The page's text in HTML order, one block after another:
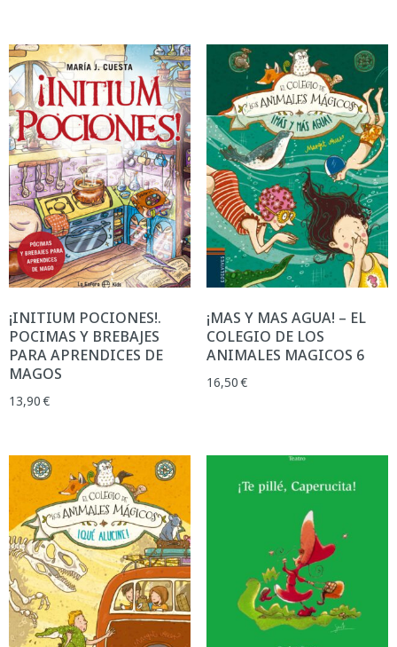
¡INITIUM POCIONES!.
POCIMAS Y BREBAJES
PARA APRENDICES DE
MAGOS
13,90€
¡MAS Y MAS AGUA! – EL
COLEGIO DE LOS
ANIMALES MAGICOS 6
16,50€